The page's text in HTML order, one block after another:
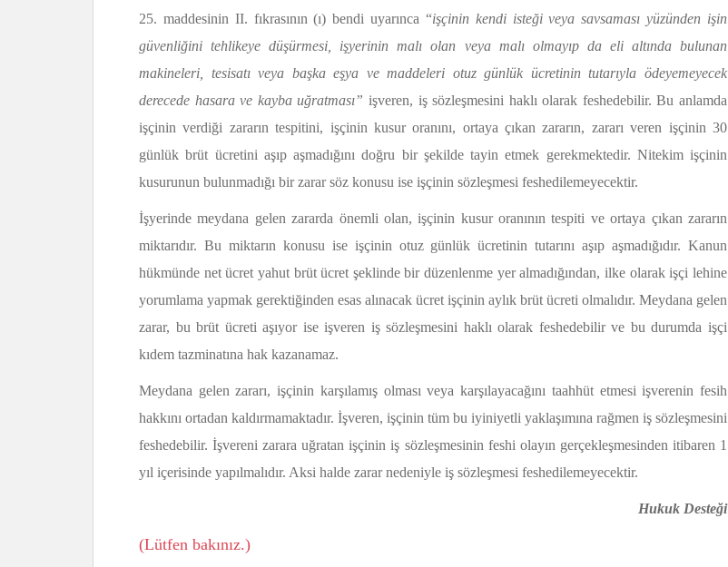
25. maddesinin II. fıkrasının (ı) bendi uyarınca “işçinin kendi isteği veya savsaması yüzünden işin
güvenliğini tehlikeye düşürmesi, işyerinin malı olan veya malı olmayıp da eli altında bulunan
makineleri, tesisatı veya başka eşya ve maddeleri otuz günlük ücretinin tutarıyla ödeyemeyecek
derecede hasara ve kayba uğratması” işveren, iş sözleşmesini haklı olarak feshedebilir. Bu anlamda
işçinin verdiği zararın tespitini, işçinin kusur oranını, ortaya çıkan zararın, zararı veren işçinin 30
günlük brüt ücretini aşıp aşmadığını doğru bir şekilde tayin etmek gerekmektedir. Nitekim işçinin
kusurunun bulunmadığı bir zarar söz konusu ise işçinin sözleşmesi feshedilemeyecektir.
İşyerinde meydana gelen zararda önemli olan, işçinin kusur oranının tespiti ve ortaya çıkan zararın
miktarıdır. Bu miktarın konusu ise işçinin otuz günlük ücretinin tutarını aşıp aşmadığıdır. Kanun
hükmünde net ücret yahut brüt ücret şeklinde bir düzenlenme yer almadığından, ilke olarak işçi lehine
yorumlama yapmak gerektiğinden esas alınacak ücret işçinin aylık brüt ücreti olmalıdır. Meydana gelen
zarar, bu brüt ücreti aşıyor ise işveren iş sözleşmesini haklı olarak feshedebilir ve bu durumda işçi
kıdem tazminatına hak kazanamaz.
Meydana gelen zararı, işçinin karşılamış olması veya karşılayacağını taahhüt etmesi işverenin fesih
hakkını ortadan kaldırmamaktadır. İşveren, işçinin tüm bu iyiniyetli yaklaşımına rağmen iş sözleşmesini
feshedebilir. İşvereni zarara uğratan işçinin iş sözleşmesinin feshi olayın gerçekleşmesinden itibaren 1
yıl içerisinde yapılmalıdır. Aksi halde zarar nedeniyle iş sözleşmesi feshedilemeyecektir.
Hukuk Desteği
(Lütfen bakınız.)